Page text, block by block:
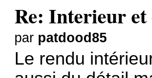
Re: Interieur
par patdood85
Le rendu